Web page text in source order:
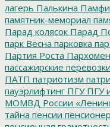
лагерь Палькина
памятник-мемориал
Парад колясок Парад
парк Весна парковка
Партия Роста
пассажирские перевозки
ПАТП патриотизм
пауэрлифтинг ПГУПГУ
МОМВД России
тайна пенсии пенсионер